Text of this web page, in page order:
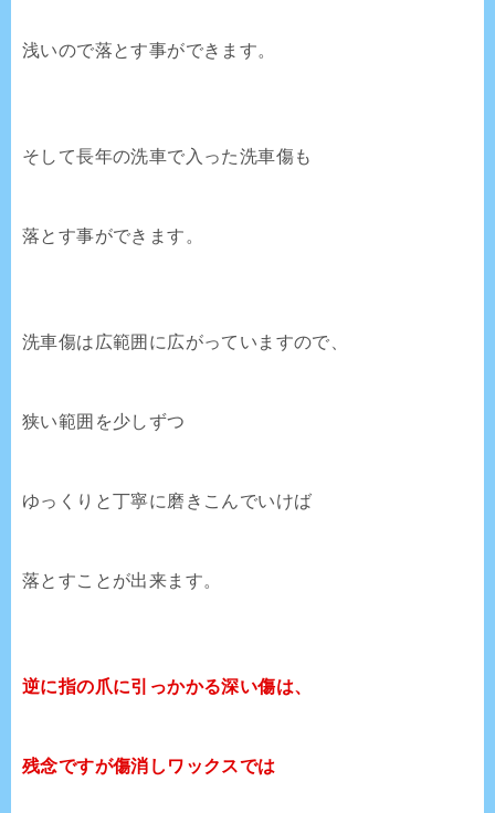
浅いので落とす事ができます。
そして長年の洗車で入った洗車傷も
落とす事ができます。
洗車傷は広範囲に広がっていますので、
狭い範囲を少しずつ
ゆっくりと丁寧に磨きこんでいけば
落とすことが出来ます。
逆に指の爪に引っかかる深い傷は、
残念ですが傷消しワックスでは